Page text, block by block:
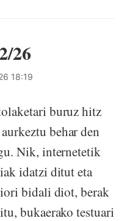
26
18:19
buruz hitz
behar den
Nik, internetetik
idatzi ditut eta
bidali diot, berak
bukaerako testuari